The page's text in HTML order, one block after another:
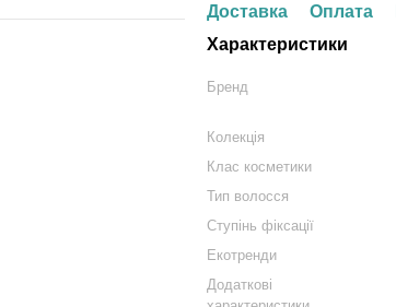
Доставка Оплата
Характеристики
Бренд
Колекція
Клас косметики
Тип волосся
Ступінь фіксації
Екотренди
Додаткові